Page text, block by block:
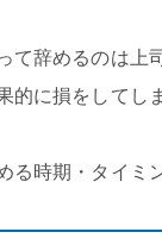
て辞めるのは上
的に損をしてし
る時期・タイミ